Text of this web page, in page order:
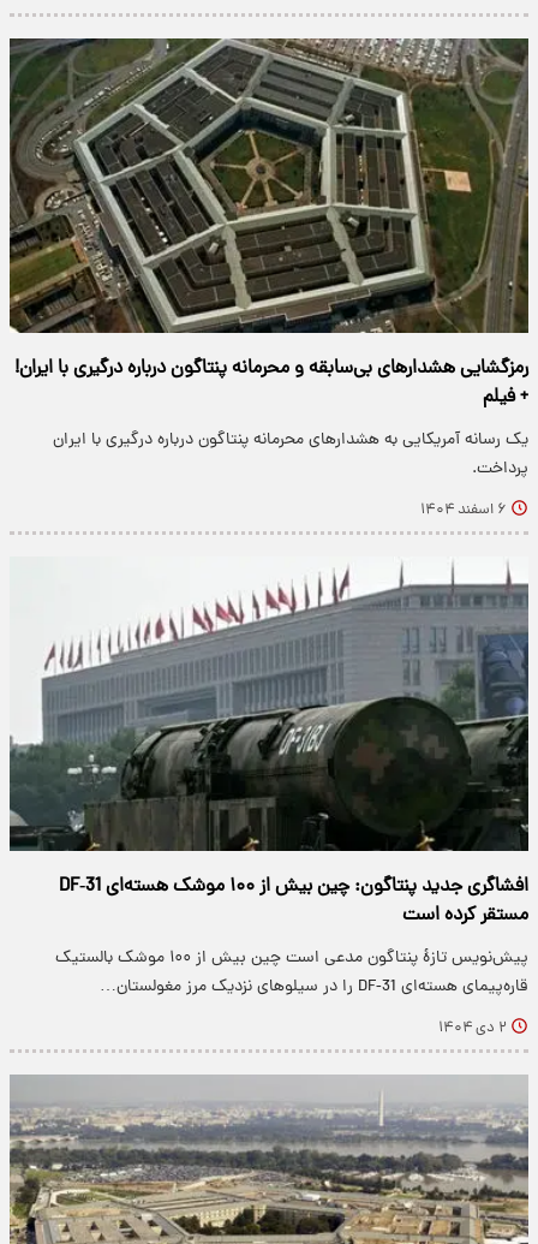
رمزگشایی هشدارهای بی‌سابقه و محرمانه پنتاگون درباره درگیری با ایران!
+ فیلم
یک رسانه آمریکایی به هشدارهای محرمانه پنتاگون درباره درگیری با ایران
پرداخت.
۶ اسفند ۱۴۰۴
افشاگری جدید پنتاگون: چین بیش از ۱۰۰ موشک هسته‌ای DF‑31
مستقر کرده است
پیش‌نویس تازهٔ پنتاگون مدعی است چین بیش از ۱۰۰ موشک بالستیک
قاره‌پیمای هسته‌ای DF‑31 را در سیلوهای نزدیک مرز مغولستان…
۲ دی ۱۴۰۴